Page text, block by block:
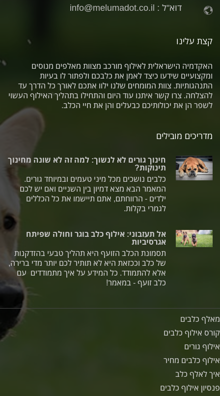
דוא"ל : info@melumadot.co.il
מדריכים מובילים
חינוך גורים לא לנשוך: למה זה לא שונה מחינוך
תינוקות?
כלבים נושכים מכל מיני טעמים ובמיוחד גורים.
המאמר הבא מצא דמיון בין השניים ואם יש לכם
ילדים - הרווחתם, אתם תיישמו את כל הכללים
לגמרי בקלות.
אל תעזבוני: אילוף כלב בוגר וחולה שפיתח
אגרסיביות
תסמונת הכלב הזועף היא תהליך טבעי בהזדקנות
של כלב וככזאת היא לא תותיר לכם יותר מדי ברירה,
אלא להתמודד. כל המידע על איך מתמודדים עם
כלב זועף - במאמר!
קצת עלינו
האקדמיה הישראלית לאילוף מורכב מצוות מאלפים מנוסים
ומקצועיים שידעו כיצד לאמן את כלבכם ולפתור לו בעיות
התנהגותיות. צוות המומחים שלנו ילוו אתכם לאורך כל הדרך עד
להצלחה. צרו קשר איתנו עוד היום והתחילו בתהליך האילוף העשוי
לשפר הן את יכולותיכם כבעלים והן את חיי הכלב.
מאלף כלבים
קורס אילוף כלבים
אילוף גורים
אילוף כלבים מחיר
איך לאלף כלב
פנסיון אילוף כלבים